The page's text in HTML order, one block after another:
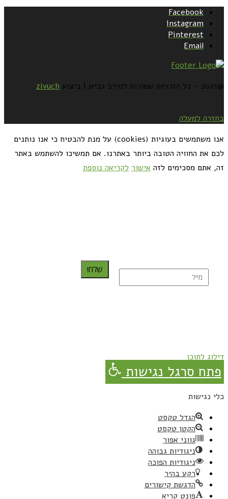
Facebook
Instagram
Pinterest
Email
@2021 - כל הזכויות שמורות למירב גביש | ביצוע zivuch
בחזרה למעלה
אנו משתמשים בעוגיות (cookies) על מנת להבטיח כי אנו נותנים
לכם את החוויה הטובה ביותר באתרנו. אם תמשיכו להשתמש באתר
זה, אתם מסכימים לזה אישור לקריאה נוספת
שלח!
דילוג לתוכן
פתח סרגל נגישות
כלי נגישות
הגדל טקסט
הקטן טקסט
גווני אפור
ניגודיות גבוהה
ניגודיות הפוכה
רקע בהיר
הדגשת קישורים
פונט קריא